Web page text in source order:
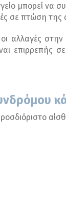
μπορεί να
σε πτώση
αλλαγές